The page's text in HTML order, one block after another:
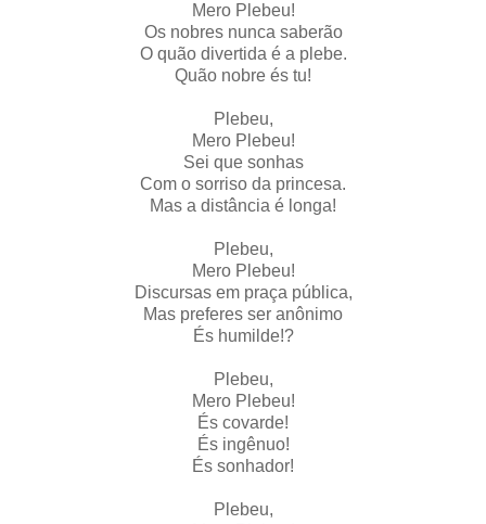
Mero Plebeu!
Os nobres nunca saberão
O quão divertida é a plebe.
Quão nobre és tu!
Plebeu,
Mero Plebeu!
Sei que sonhas
Com o sorriso da princesa.
Mas a distância é longa!
Plebeu,
Mero Plebeu!
Discursas em praça pública,
Mas preferes ser anônimo
És humilde!?
Plebeu,
Mero Plebeu!
És covarde!
És ingênuo!
És sonhador!
Plebeu,